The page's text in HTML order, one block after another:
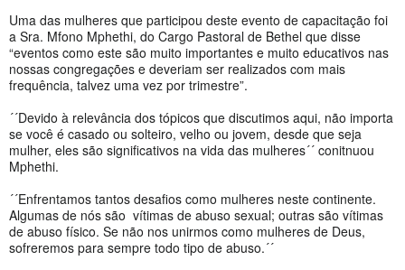
Uma das mulheres que participou deste evento de capacitação foi
a Sra. Mfono Mphethi, do Cargo Pastoral de Bethel que disse
“eventos como este são muito importantes e muito educativos nas
nossas congregações e deveriam ser realizados com mais
frequência, talvez uma vez por trimestre”.
´´Devido à relevância dos tópicos que discutimos aqui, não importa
se você é casado ou solteiro, velho ou jovem, desde que seja
mulher, eles são significativos na vida das mulheres´´ conitnuou
Mphethi.
´´Enfrentamos tantos desafios como mulheres neste continente.
Algumas de nós são vítimas de abuso sexual; outras são vítimas
de abuso físico. Se não nos unirmos como mulheres de Deus,
sofreremos para sempre todo tipo de abuso.´´